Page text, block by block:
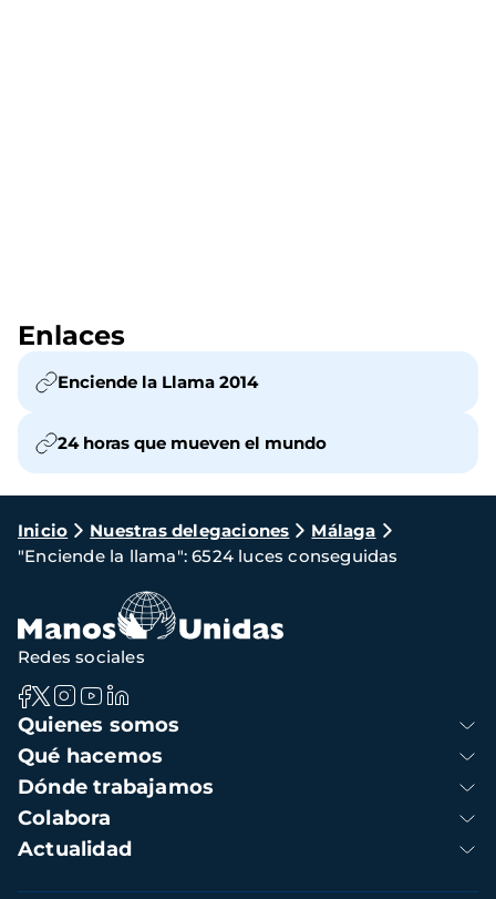
Enlaces
Enciende la Llama 2014
24 horas que mueven el mundo
Ruta
de
navegación
Inicio Nuestras delegaciones
Málaga
"Enciende la llama": 6524 luces conseguidas
Navegación
principal
Quienes somos
Qué hacemos
Dónde trabajamos
Colabora
Actualidad
Redes sociales